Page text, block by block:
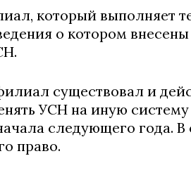
который выполняет
о котором
существовал и
УСН на иную
следующего года. В
право.